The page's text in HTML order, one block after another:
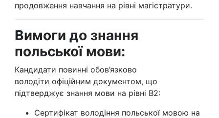
продовження навчання на рівні магістратури.
Вимоги до знання
польської мови:
Кандидати повинні обов’язково
володіти офіційним документом, що
підтверджує знання мови на рівні B2:
Сертифікат володіння польської мовою на